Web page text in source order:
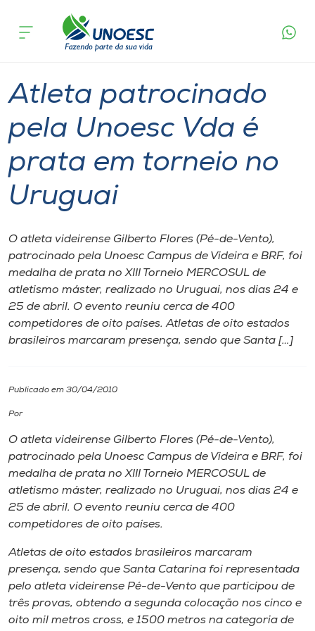
Cursos
Pesquisa
Atendimento ao Estudante
Portal de Ensino
A
Unoesc
Internacionalização
I.nova
Diplomados
CPA
Biblioteca
Editora
Rádio
acontece
Atleta patrocinado
pela Unoesc Vda é
prata em torneio no
Uruguai
O atleta videirense Gilberto Flores (Pé-de-Vento),
patrocinado pela Unoesc Campus de Videira e BRF, foi
medalha de prata no XIII Torneio MERCOSUL de
atletismo máster, realizado no Uruguai, nos dias 24 e
25 de abril. O evento reuniu cerca de 400
competidores de oito países. Atletas de oito estados
brasileiros marcaram presença, sendo que Santa […]
Publicado em 30/04/2010
Por
O atleta videirense Gilberto Flores (Pé-de-Vento),
patrocinado pela Unoesc Campus de Videira e BRF, foi
medalha de prata no XIII Torneio MERCOSUL de
atletismo máster, realizado no Uruguai, nos dias 24 e
25 de abril. O evento reuniu cerca de 400
competidores de oito países.
Atletas de oito estados brasileiros marcaram
presença, sendo que Santa Catarina foi representada
pelo atleta videirense Pé-de-Vento que participou de
três provas, obtendo a segunda colocação nos cinco e
oito mil metros cross, e 1500 metros na categoria de